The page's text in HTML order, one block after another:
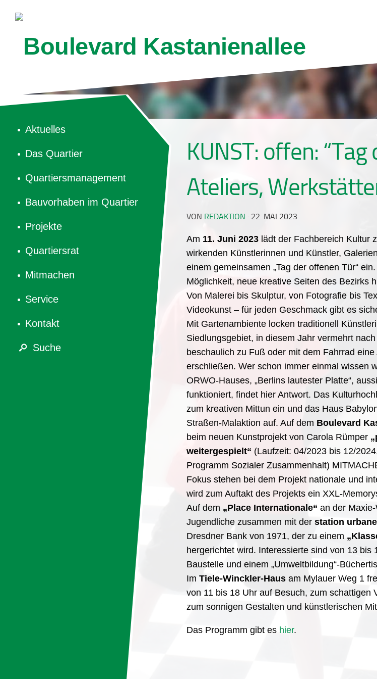
KUNST: offen:
Ateliers,
VON REDAKTION · 22. MAI 2023
Am 11. Juni 2023 lädt der Fachbereich Kultur
wirkenden Künstlerinnen und Künstler,
einem gemeinsamen „Tag der offenen Tür“
Möglichkeit, neue kreative Seiten des Bezirks
Von Malerei bis Skulptur, von Fotografie bis
Videokunst – für jeden Geschmack gibt es
Mit Gartenambiente locken traditionell
Siedlungsgebiet, in diesem Jahr vermehrt
beschaulich zu Fuß oder mit dem Fahrrad
erschließen. Wer schon immer einmal wissen
ORWO-Hauses, „Berlins lautester Platte“,
funktioniert, findet hier Antwort. Das
zum kreativen Mittun ein und das Haus
Straßen-Malaktion auf. Auf dem Boulevard
beim neuen Kunstprojekt von Carola Rümper
weitergespielt“ (Laufzeit: 04/2023 bis 12/
Programm Sozialer Zusammenhalt)
Fokus stehen bei dem Projekt nationale und
wird zum Auftakt des Projekts ein XXL-
Auf dem „Place Internationale“ an der
Jugendliche zusammen mit der station
Dresdner Bank von 1971, der zu einem
hergerichtet wird. Interessierte sind von 13 bis
Baustelle und einem „Umweltbildung“-
Im Tiele-Winckler-Haus am Mylauer Weg 1
von 11 bis 18 Uhr auf Besuch, zum schattigen
zum sonnigen Gestalten und künstlerischen
Das Programm gibt es hier.
Aktuelles
Das Quartier
Quartiersmanagement
Bauvorhaben im Quartier
Projekte
Quartiersrat
Mitmachen
Service
Kontakt
Suche